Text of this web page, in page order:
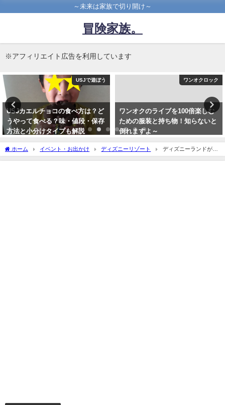
～未来は家族で切り開け～
冒険家族。
※アフィリエイト広告を利用しています
USJで遊ぼう
USJカエルチョコの食べ方は？ど
うやって食べる？味・値段・保存
方法と小分けタイプも解説
ワンオクロック
ワンオクのライブを100倍楽しむ
ための服装と持ち物！知らないと
倒れますよ～
ホーム イベント・お出かけ ディズニーリゾート
ディズニーランドが雨
の日は、ワンスアポンアタイムはここで見る！